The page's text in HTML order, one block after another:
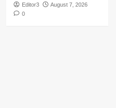
Editor3
August 7, 2026
0